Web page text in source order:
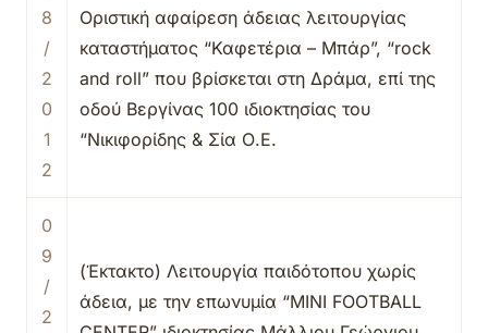
8
/
2
0
1
2
Οριστική αφαίρεση άδειας λειτουργίας
καταστήματος “Καφετέρια – Μπάρ”, “rock
and roll” που βρίσκεται στη Δράμα, επί της
οδού Βεργίνας 100 ιδιοκτησίας του
“Νικιφορίδης & Σία Ο.Ε.
0
9
/
2
(Έκτακτο) Λειτουργία παιδότοπου χωρίς
άδεια, με την επωνυμία “MINI FOOTBALL